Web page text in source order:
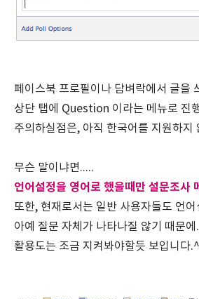
페이스북 프로필이나 담벼락에서 글을
상단 탭에 Question 이라는 메뉴로 진
주의하실점은, 아직 한국어를 지원하지
무슨 말이냐면.....
언어설정을 영어로 했을때만 설문조사
또한, 현재로서는 일반 사용자들도 언
아예 질문 자체가 나타나질 않기 때문에
활용도는 조금 지켜봐야할듯 보입니다